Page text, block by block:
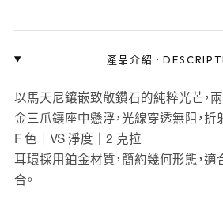
產品介紹 ·
以馬天尼鑲嵌致敬鑽石的純粹光芒，
金三爪鑲座中懸浮，光線穿透無阻，折
F 色｜VS 淨度｜2 克拉
耳環採用鉑金材質，簡約幾何形態，
合。